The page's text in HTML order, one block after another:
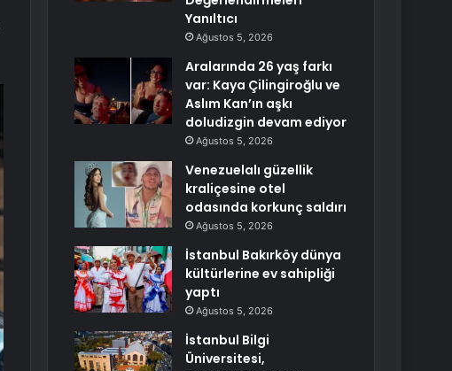
Yanıltıcı
Ağustos 5, 2026
Aralarında 26 yaş farkı
var: Kaya Çilingiroğlu ve
Aslım Kan’ın aşkı
doludizgin devam ediyor
Ağustos 5, 2026
Venezuelalı güzellik
kraliçesine otel
odasında korkunç saldırı
Ağustos 5, 2026
İstanbul Bakırköy dünya
kültürlerine ev sahipliği
yaptı
Ağustos 5, 2026
İstanbul Bilgi
Üniversitesi,